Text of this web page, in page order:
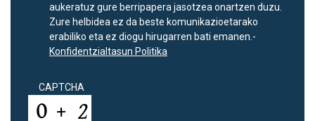
aukeratuz gure berripapera jasotzea onartzen duzu.
Zure helbidea ez da beste komunikazioetarako
erabiliko eta ez diogu hirugarren bati emanen.-
Konfidentzialtasun Politika
CAPTCHA